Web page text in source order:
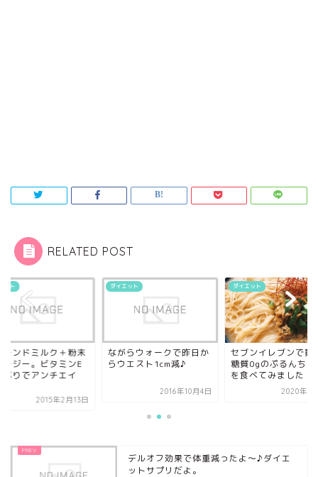
RELATED POST
ット
モンドミルク＋粉末
ージー。ビタミンE
ぷりでアンチエイ
2015年2月13日
ダイエット
ながらウォークで昨日か
らウエスト1cm減♪
2016年10月4日
ダイエット
セブンイレブンで買
糖質0gのぷるんちゃ
を食べてみました
2020年9
デルオフ効果で体重減ったよ～♪ダイエ
ットサプリだよ。